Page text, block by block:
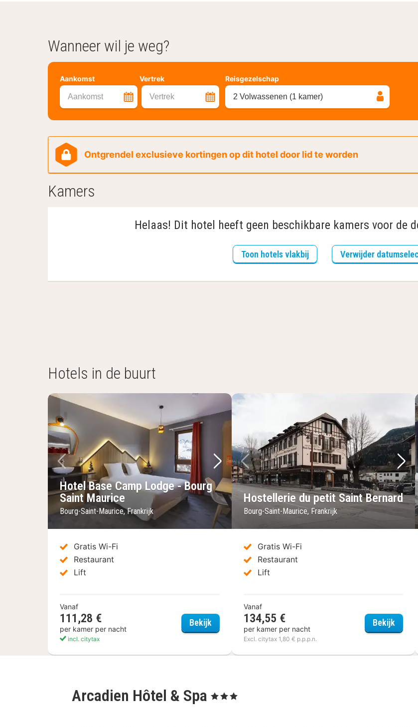
Wanneer wil je weg?
Aankomst Vertrek
Aankomst Vertrek
Reisgezelschap
2 Volwassenen (1 kamer)
Ontgrendel exclusieve kortingen op dit hotel door lid te worden
Kamers
Helaas! Dit hotel heeft geen beschikbare kamers voor de
Toon hotels vlakbij Verwijder
Hotels in de buurt
Vorige foto
Volgende foto
Hotel Base Camp Lodge - Bourg
Saint Maurice
Bourg-Saint-Maurice, Frankrijk
Gratis Wi-Fi
Restaurant
Lift
Vanaf
111,28 €
per kamer per nacht
incl. citytax
BekijkHotel Base Camp Lodge - Bourg Saint Maurice
Vorige foto
Hostellerie du petit Saint Bernard
Bourg-Saint-Maurice, Frankrijk
Gratis Wi-Fi
Restaurant
Lift
Vanaf
134,55 €
per kamer per nacht
Excl. citytax 1,80 € p.p.p.n.
Bekijk
Arcadien Hôtel & Spa , 3 Sterren